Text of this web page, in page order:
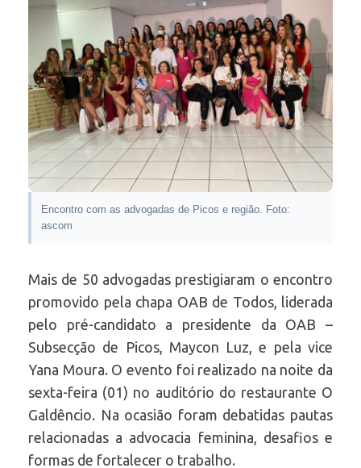
Encontro com as advogadas de Picos e região. Foto:
ascom
Mais de 50 advogadas prestigiaram o encontro
promovido pela chapa OAB de Todos, liderada
pelo pré-candidato a presidente da OAB –
Subsecção de Picos, Maycon Luz, e pela vice
Yana Moura. O evento foi realizado na noite da
sexta-feira (01) no auditório do restaurante O
Galdêncio. Na ocasião foram debatidas pautas
relacionadas a advocacia feminina, desafios e
formas de fortalecer o trabalho.